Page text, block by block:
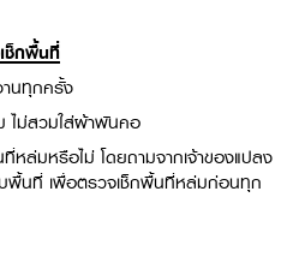
ช็กพื้นที่
านทุกครั้ง
ไม่สวมใส่ผ้าพันคอ
ล่มหรือไม่ โดยถามจากเจ้าของแปลง
บพื้นที่ เพื่อตรวจเช็กพื้นที่หล่มก่อนทุก